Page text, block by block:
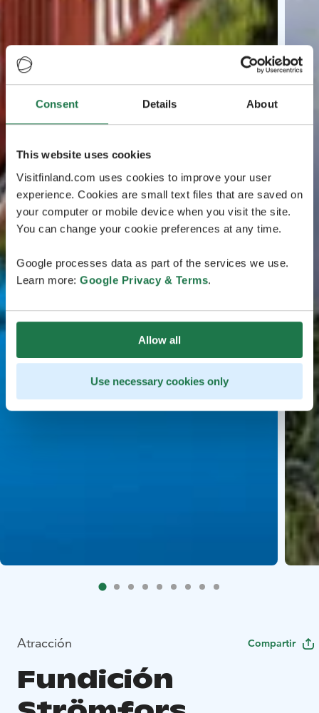
Consent Details About
This website uses cookies
Visitfinland.com uses cookies to improve your user
experience. Cookies are small text files that are saved on
your computer or mobile device when you visit the site.
You can change your cookie preferences at any time.
Google processes data as part of the services we use.
Learn more: Google Privacy & Terms.
Allow all
Use necessary cookies only
Atracción Compartir
Fundición